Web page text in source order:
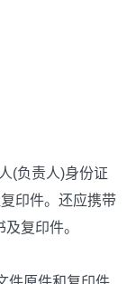
(负责人)身份证
印件。还应携带
复印件。